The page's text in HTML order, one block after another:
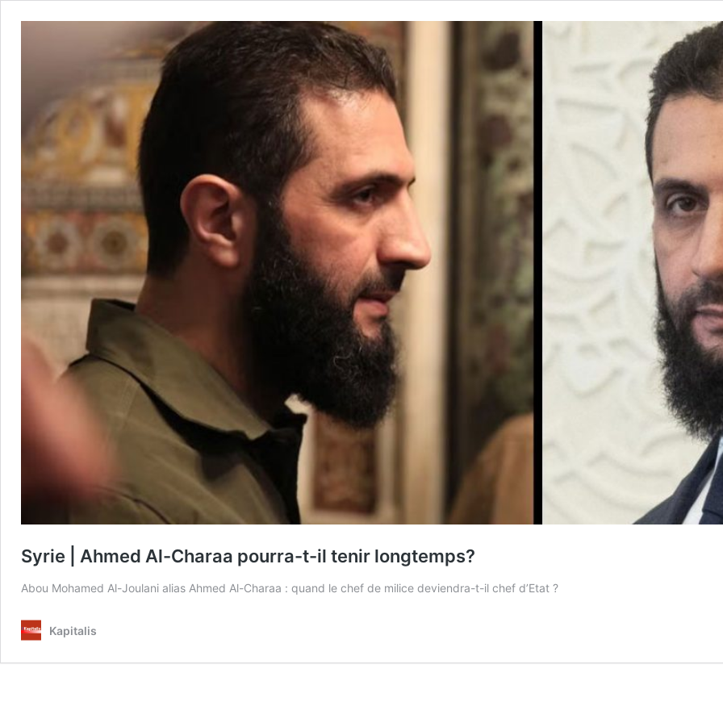
Syrie | Ahmed Al-Charaa pourra-t-il tenir longtemps?
Abou Mohamed Al-Joulani alias Ahmed Al-Charaa : quand le chef de milice deviendra-t-il chef d’Etat ?
Kapitalis